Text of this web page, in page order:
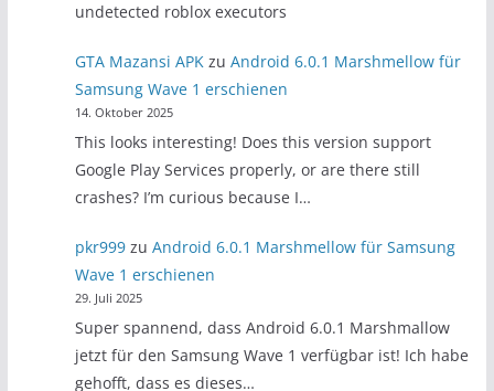
undetected roblox executors
GTA Mazansi APK zuAndroid 6.0.1 Marshmellow für
Samsung Wave 1 erschienen
14. Oktober 2025
This looks interesting! Does this version support
Google Play Services properly, or are there still
crashes? I’m curious because I…
pkr999 zuAndroid 6.0.1 Marshmellow für Samsung
Wave 1 erschienen
29. Juli 2025
Super spannend, dass Android 6.0.1 Marshmallow
jetzt für den Samsung Wave 1 verfügbar ist! Ich habe
gehofft, dass es dieses…